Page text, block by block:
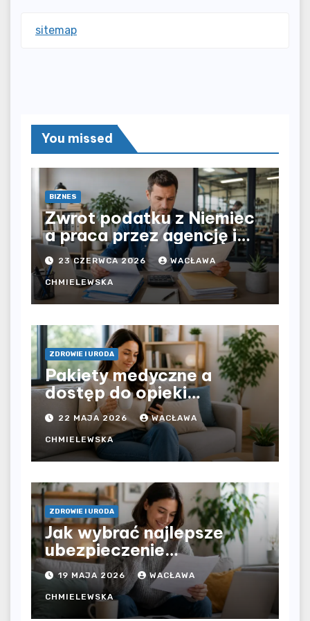
sitemap
You missed
BIZNES
Zwrot podatku z Niemiec
a praca przez agencję i
bezpośrednio u
pracodawcy – jak
rozliczyć oba źródła
dochodu?
23 CZERWCA 2026 WACŁAWA
CHMIELEWSKA
ZDROWIE I URODA
Pakiety medyczne a
dostęp do opieki
zdrowotnej bez
ograniczeń czasowych –
czy prywatna opieka daje
większą swobodę?
22 MAJA 2026 WACŁAWA
CHMIELEWSKA
ZDROWIE I URODA
Jak wybrać najlepsze
ubezpieczenie
komunikacyjne i uniknąć
kosztownych błędów?
19 MAJA 2026 WACŁAWA
CHMIELEWSKA